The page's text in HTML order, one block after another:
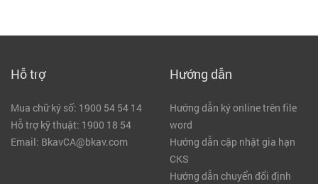
Hỗ trợ
Mua chữ ký số: 1900 54 54 14
Hỗ trợ kỹ thuật: 1900 18 54
Email: BkavCA@bkav.com
Hướng dẫn
Hướng dẫn ký online trên file
word
Hướng dẫn cập nhật gia hạn
CKS
Hướng dẫn chuyển đổi định